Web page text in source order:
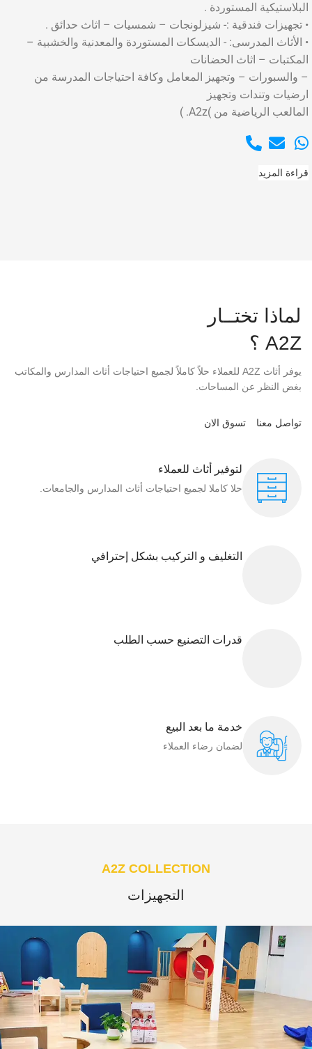
البلاستيكية المستوردة .
• تجهيزات فندقية :- شيزلونجات – شمسيات – اثاث حدائق .
• الأثاث المدرسى: - الديسكات المستوردة والمعدنية والخشبية –
المكتبات – اثاث الحضانات
– والسبورات – وتجهيز المعامل وكافة احتياجات المدرسة من
ارضيات وتندات وتجهيز
المالعب الرياضية من )A2z. )
قراءة المزيد
لماذا تختــار
A2Z ؟
يوفر أثاث A2Z للعملاء حلاً كاملاً لجميع احتياجات أثاث المدارس والمكاتب
بغض النظر عن المساحات.
تواصل معنا تسوق الان
لتوفير أثاث للعملاء
حلا كاملا لجميع احتياجات أثاث المدارس والجامعات.
التغليف و التركيب بشكل إحترافي
قدرات التصنيع حسب الطلب
خدمة ما بعد البيع
لضمان رضاء العملاء​
A2Z COLLECTION
التجهيزات